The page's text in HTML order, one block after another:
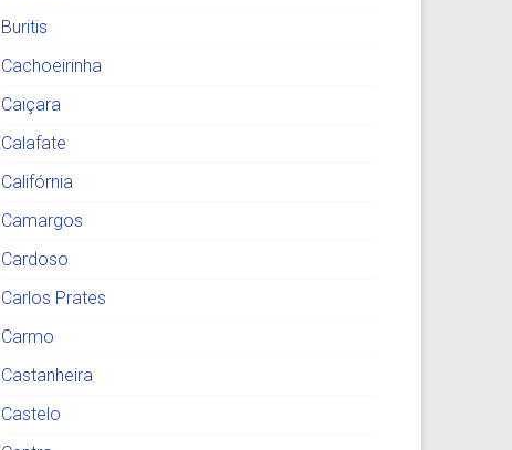
Buritis
Cachoeirinha
Caiçara
Calafate
Califórnia
Camargos
Cardoso
Carlos Prates
Carmo
Castanheira
Castelo